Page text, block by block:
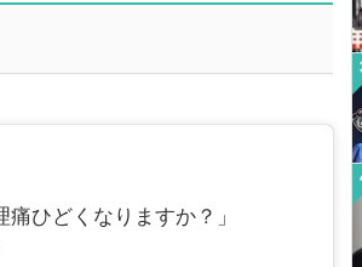
ひどくなりますか？」